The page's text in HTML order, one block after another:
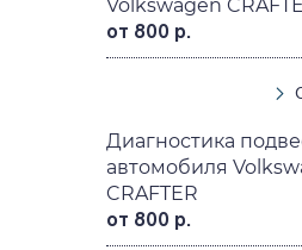
Volkswagen
от 800 р.
Диагностика
автомобиля
CRAFTER
от 800 р.